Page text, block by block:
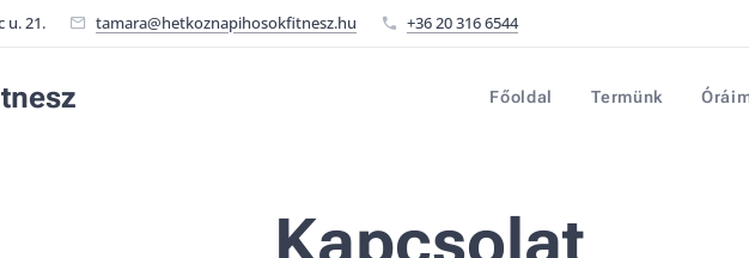
u. 21. tamara@hetkoznapihosokfitnesz.hu +36 20 316 6544
Főoldal Termünk
Kapcsolat